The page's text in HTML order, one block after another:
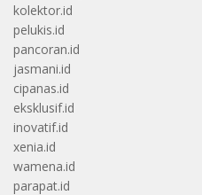
kolektor.id
pelukis.id
pancoran.id
jasmani.id
cipanas.id
eksklusif.id
inovatif.id
xenia.id
wamena.id
parapat.id